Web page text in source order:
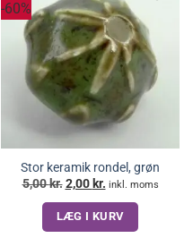
-60%
Stor keramik rondel, grøn
5,00kr. Den
oprindelige
pris
var:
5,00 kr..
2,00 kr.Den
aktuelle
pris
er:
2,00 kr..
inkl. moms
LÆG I KURV